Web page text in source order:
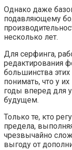
Однако даже
подавляющему
несколько лет.
Для серфинга,
редактирования
большинства
понимать, что у
годы вперед для
будущем.
Только те, кто
предела,
чрезвычайно
выгоду от